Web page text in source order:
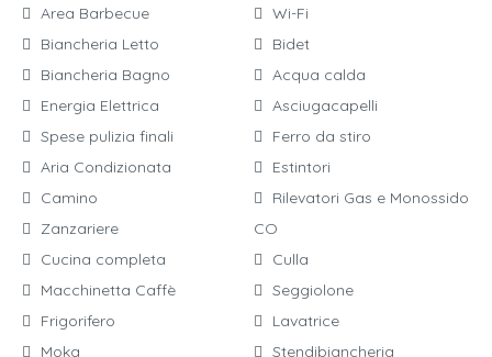
Area Barbecue
Biancheria Letto
Biancheria Bagno
Energia Elettrica
Spese pulizia finali
Aria Condizionata
Camino
Zanzariere
Cucina completa
Macchinetta Caffè
Frigorifero
Moka
Wi-Fi
Bidet
Acqua calda
Asciugacapelli
Ferro da stiro
Estintori
Rilevatori Gas e Monossido
CO
Culla
Seggiolone
Lavatrice
Stendibiancheria